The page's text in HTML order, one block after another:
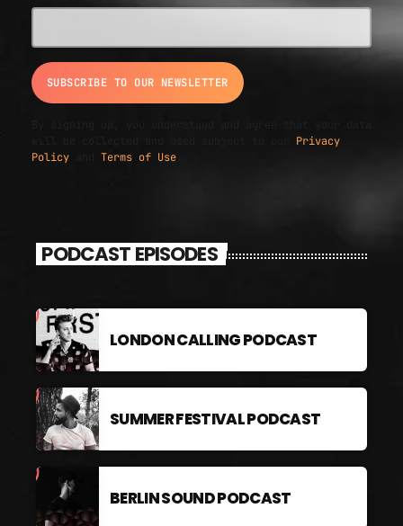
Privacy
Policy
Terms of Use
PODCAST EPISODES
LONDON CALLING PODCAST
SUMMER FESTIVAL PODCAST
BERLIN SOUND PODCAST